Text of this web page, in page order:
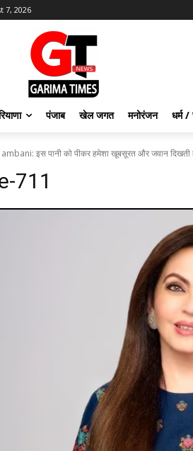
7, 2026
पंजाब खेल जगत मनोरंजन धर्म /
इस पानी को पीकर हमेशा खूबसूरत और जवान दिखती
711